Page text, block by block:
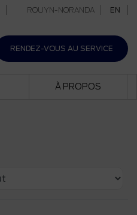
ROUYN-NORANDA EN
RENDEZ-VOUS AU SERVICE
À PROPOS